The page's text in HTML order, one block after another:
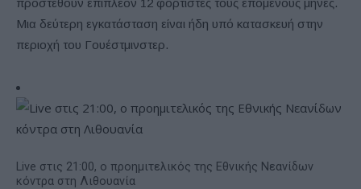
προστεθούν επιπλέον 12 φορτιστές τους επόμενους μήνες.
Μια δεύτερη εγκατάσταση είναι ήδη υπό κατασκευή στην
περιοχή του Γουέστμινστερ.
Live στις 21:00, ο προημιτελικός της Εθνικής Νεανίδων
κόντρα στη Λιθουανία